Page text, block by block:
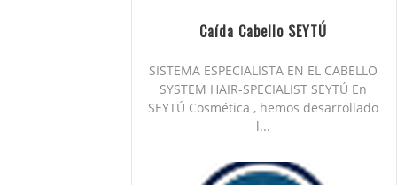
Caída Cabello SEYTÚ
SISTEMA ESPECIALISTA EN EL CABELLO
SYSTEM HAIR-SPECIALIST SEYTÚ En
SEYTÚ Cosmética , hemos desarrollado
l...